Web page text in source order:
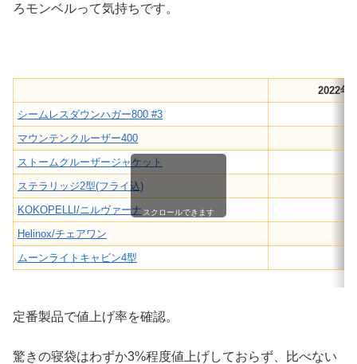
ろモンベルって気持ちです。
2022年
シームレスダウンハガー800 #3
マウンテンクルーザー400
ストームクルーザージャケット
ステラリッジ2型(フライ込)
KOKOPELLI/ニルヴァーナ
Helinox/チェアワン
ムーンライトキャビン4型
スクロールできます
定番製品で値上げ率を確認。
驚きの寝袋はわずか3%程度値上げしておらず、比べない